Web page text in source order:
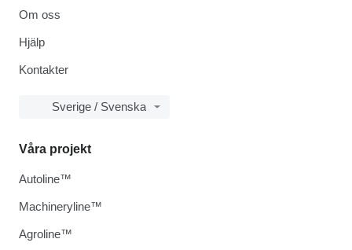
Om oss
Hjälp
Kontakter
Sverige / Svenska
Våra projekt
Autoline™
Machineryline™
Agroline™